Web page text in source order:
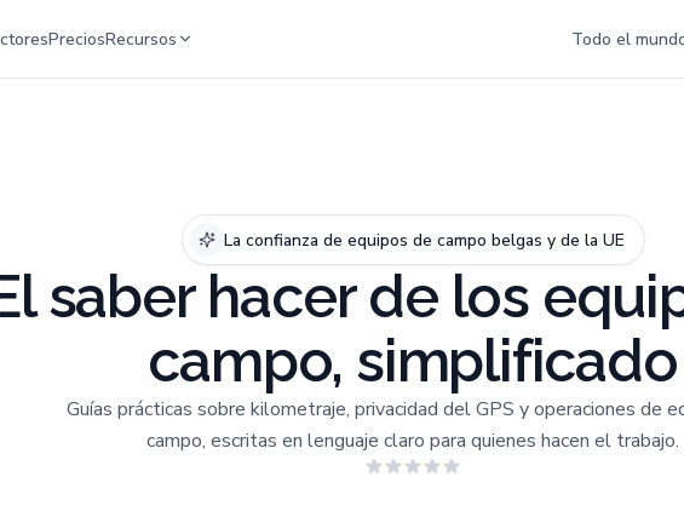
PreciosRecursos Todo el
La confianza de equipos de campo belgas y de la UE
saber hacer de los
campo, simplificado
Guías prácticas sobre kilometraje, privacidad del GPS y operaciones de
campo, escritas en lenguaje claro para quienes hacen el trabajo.